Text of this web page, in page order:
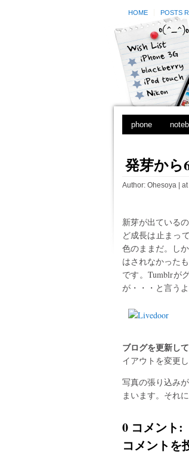
HOME POSTS
phone
発芽から
Author: Ohesoya| at
新芽が出ている
ど成長は止まっ
色のままだ。し
はされなかった
です。Tumblrが
が・・・と言う
ブログを更新し
イアウトを変更
写真の張り込み
まいます。それ
0 コメント:
コメントを